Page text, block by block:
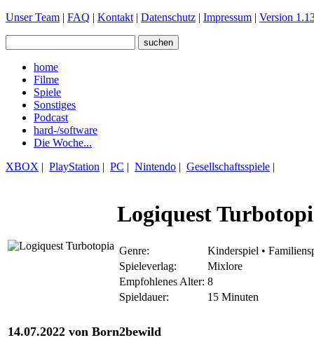
Unser Team | FAQ | Kontakt | Datenschutz | Impressum | Version
home
Filme
Spiele
Sonstiges
Podcast
hard-/software
Die Woche...
XBOX | PlayStation | PC | Nintendo | Gesellschaftsspiele |
Logiquest
Genre:
Kinderspiel •
Spieleverlag:
Mixlore
Empfohlenes Alter: 8
Spieldauer:
15 Minuten
14.07.2022 von Born2bewild